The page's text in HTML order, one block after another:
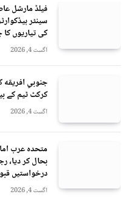
فیلڈ مارشل
سینٹر
کی تیاریوں کا
اگست 4, 2026
جنوبي افريقه
کرکٹ ٹیم کے
اگست 4, 2026
متحدہ عرب
بحال کر دیا،
درخواستیں
اگست 4, 2026